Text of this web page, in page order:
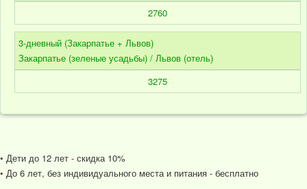
2760
3-дневный (Закарпатье + Львов)
Закарпатье (зеленые усадьбы) / Львов (отель)
3275
• Дети до 12 лет - скидка 10%
• До 6 лет, без индивидуального места и питания - бесплатно